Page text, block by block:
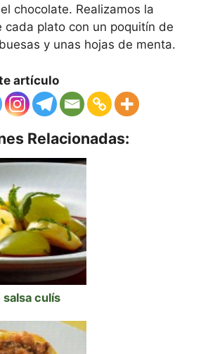
chocolate. Realizamos la
cada plato con un poquitín de
y unas hojas de menta.
artículo
Relacionadas:
salsa culís